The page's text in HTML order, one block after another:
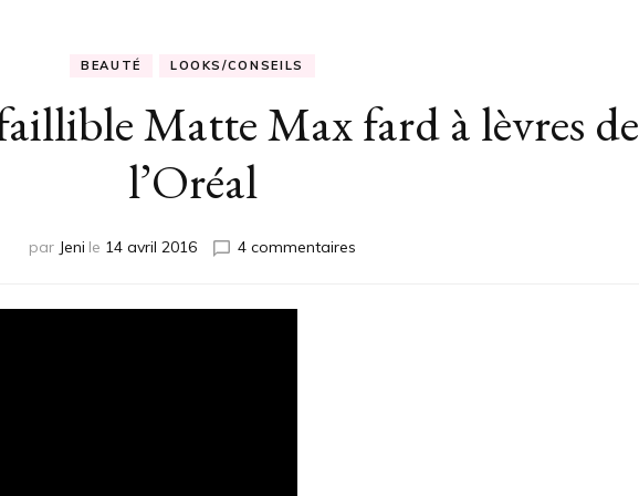
BEAUTÉ LOOKS/CONSEILS
Matte Max fard à lèvres de
l’Oréal
par Jeni le 14 avril 2016 4 commentaires